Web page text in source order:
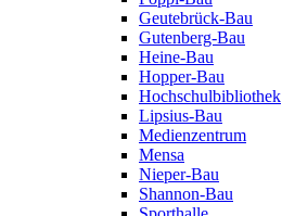
Geutebrück-Bau
Gutenberg-Bau
Heine-Bau
Hopper-Bau
Hochschulbibliothek
Lipsius-Bau
Medienzentrum
Mensa
Nieper-Bau
Shannon-Bau